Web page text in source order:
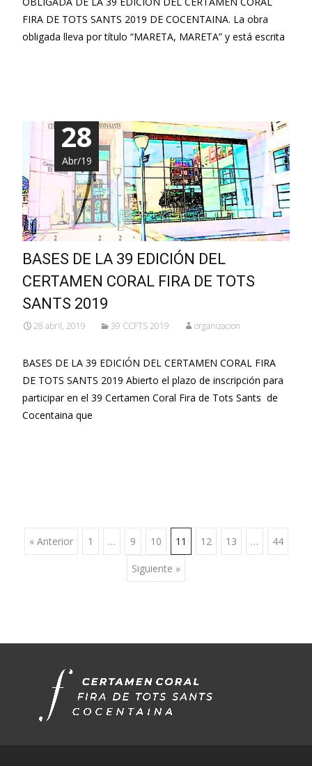
FIRA DE TOTS SANTS 2019 DE COCENTAINA. La obra
obligada lleva por título “MARETA, MARETA” y está escrita
28
Abr/19
BASES DE LA 39 EDICIÓN DEL
CERTAMEN CORAL FIRA DE TOTS
SANTS 2019
28 abril, 2019 39 CCFTS 2019 organizacion
BASES DE LA 39 EDICIÓN DEL CERTAMEN CORAL FIRA
DE TOTS SANTS 2019 Abierto el plazo de inscripción para
participar en el 39 Certamen Coral Fira de Tots Sants de
Cocentaina que
Ir
las
entradas
« Anterior 1 … 9 10 11 12 13 … 44
Siguiente »